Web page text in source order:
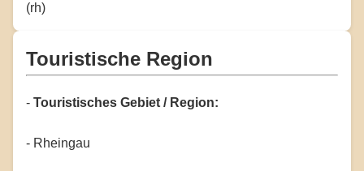
(rh)
Touristische Region
- Touristisches Gebiet / Region:
- Rheingau